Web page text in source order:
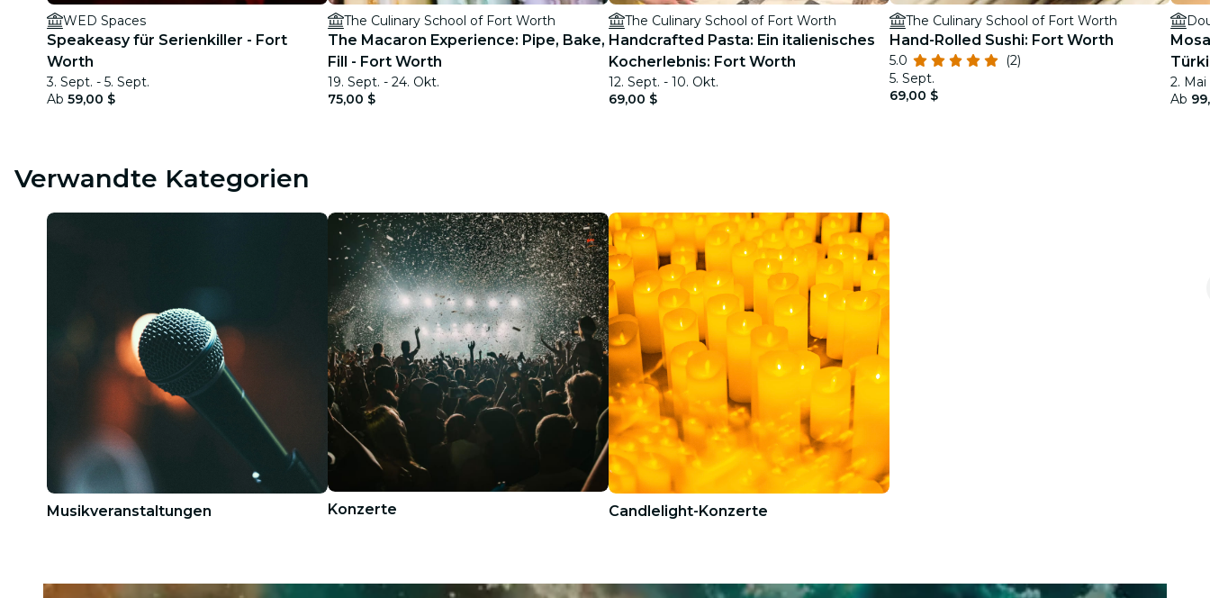
WED Spaces
Speakeasy für Serienkiller - Fort
Worth
3. Sept. - 5. Sept.
Ab 59,00 $
The Culinary School of Fort Worth
The Macaron Experience: Pipe, Bake,
Fill - Fort Worth
19. Sept. - 24. Okt.
75,00 $
The Culinary School of Fort Worth
Handcrafted Pasta: Ein italienisches
Kocherlebnis: Fort Worth
12. Sept. - 10. Okt.
69,00 $
The Culinary School of Fort Worth
Hand-Rolled Sushi: Fort Worth
5.0
(2)
5. Sept.
69,00 $
2. Mai
Ab
Verwandte Kategorien
Musikveranstaltungen Konzerte Candlelight-Konzerte